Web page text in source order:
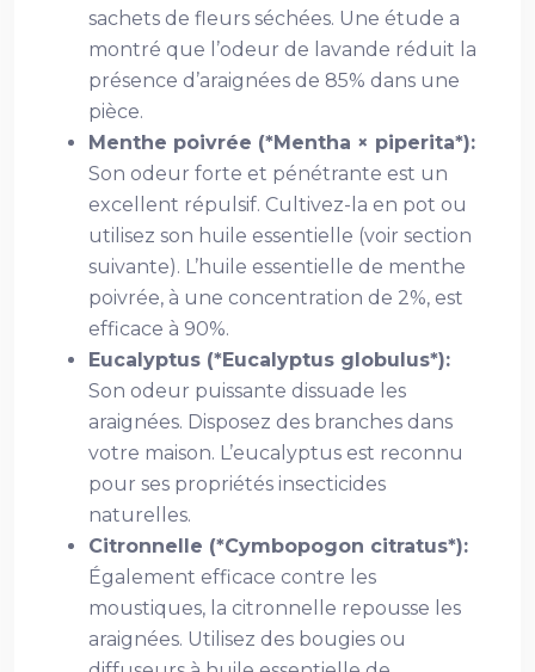
sachets de fleurs séchées. Une étude a
montré que l’odeur de lavande réduit la
présence d’araignées de 85% dans une
pièce.
Menthe poivrée (*Mentha × piperita*):
Son odeur forte et pénétrante est un
excellent répulsif. Cultivez-la en pot ou
utilisez son huile essentielle (voir section
suivante). L’huile essentielle de menthe
poivrée, à une concentration de 2%, est
efficace à 90%.
Eucalyptus (*Eucalyptus globulus*):
Son odeur puissante dissuade les
araignées. Disposez des branches dans
votre maison. L’eucalyptus est reconnu
pour ses propriétés insecticides
naturelles.
Citronnelle (*Cymbopogon citratus*):
Également efficace contre les
moustiques, la citronnelle repousse les
araignées. Utilisez des bougies ou